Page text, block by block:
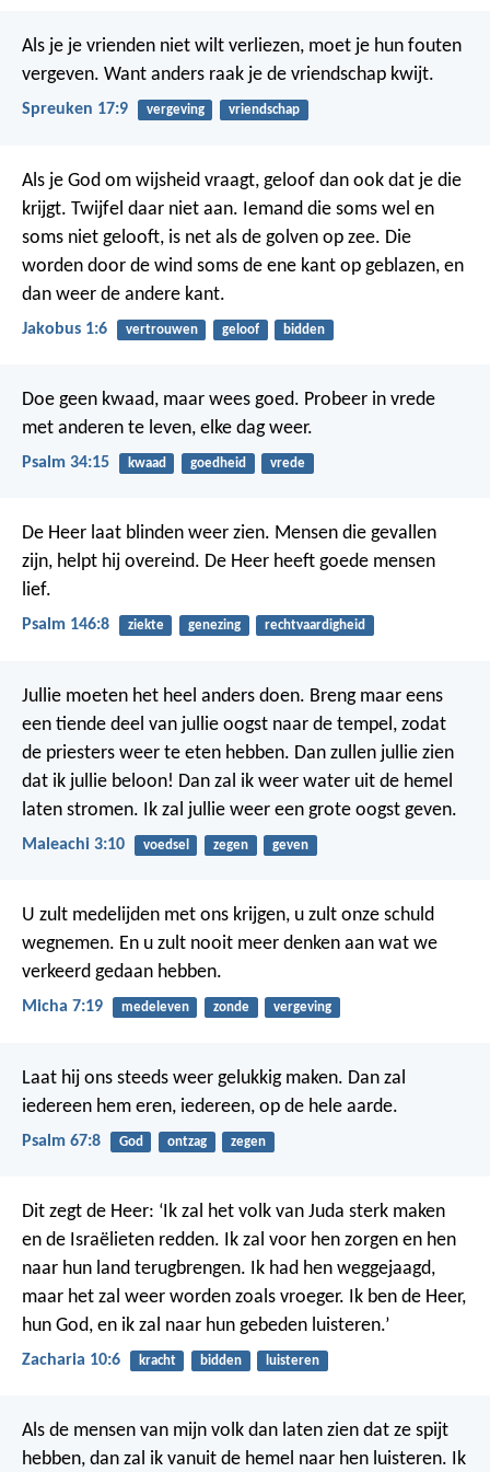
Als je je vrienden niet wilt verliezen, moet je hun fouten
vergeven. Want anders raak je de vriendschap kwijt.
Spreuken 17:9 vergeving vriendschap
Als je God om wijsheid vraagt, geloof dan ook dat je die
krijgt. Twijfel daar niet aan. Iemand die soms wel en
soms niet gelooft, is net als de golven op zee. Die
worden door de wind soms de ene kant op geblazen, en
dan weer de andere kant.
Jakobus 1:6 vertrouwen geloof bidden
Doe geen kwaad, maar wees goed. Probeer in vrede
met anderen te leven, elke dag weer.
Psalm 34:15 kwaad goedheid vrede
De Heer laat blinden weer zien. Mensen die gevallen
zijn, helpt hij overeind. De Heer heeft goede mensen
lief.
Psalm 146:8 ziekte genezing rechtvaardigheid
Jullie moeten het heel anders doen. Breng maar eens
een tiende deel van jullie oogst naar de tempel, zodat
de priesters weer te eten hebben. Dan zullen jullie zien
dat ik jullie beloon! Dan zal ik weer water uit de hemel
laten stromen. Ik zal jullie weer een grote oogst geven.
Maleachi 3:10 voedsel zegen geven
U zult medelijden met ons krijgen, u zult onze schuld
wegnemen. En u zult nooit meer denken aan wat we
verkeerd gedaan hebben.
Micha 7:19 medeleven zonde vergeving
Laat hij ons steeds weer gelukkig maken. Dan zal
iedereen hem eren, iedereen, op de hele aarde.
Psalm 67:8 God ontzag zegen
Dit zegt de Heer: ‘Ik zal het volk van Juda sterk maken
en de Israëlieten redden. Ik zal voor hen zorgen en hen
naar hun land terugbrengen. Ik had hen weggejaagd,
maar het zal weer worden zoals vroeger. Ik ben de Heer,
hun God, en ik zal naar hun gebeden luisteren.’
Zacharia 10:6 kracht bidden luisteren
Als de mensen van mijn volk dan laten zien dat ze spijt
hebben, dan zal ik vanuit de hemel naar hen luisteren. Ik